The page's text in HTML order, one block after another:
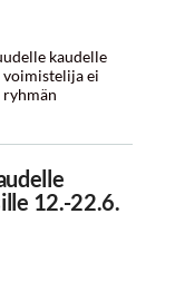
kaudelle
voimistelija ei
ryhmän
12.-22.6.